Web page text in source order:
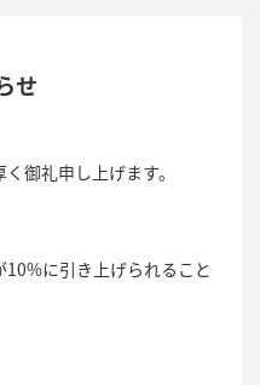
せ
御礼申し上げます。
に引き上げられること